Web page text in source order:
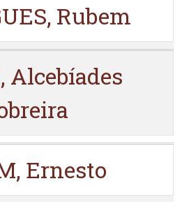
Rubem
Alcebíades
Ernesto